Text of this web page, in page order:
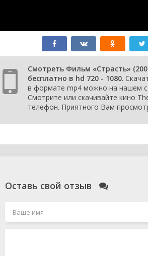
Смотреть Фильм «Страсть»
бесплатно в hd 720 - 1080.
в формате mp4 можно на нашем
Смотрите или скачивайте кино
телефон. Приятного Вам
Оставь свой отзыв